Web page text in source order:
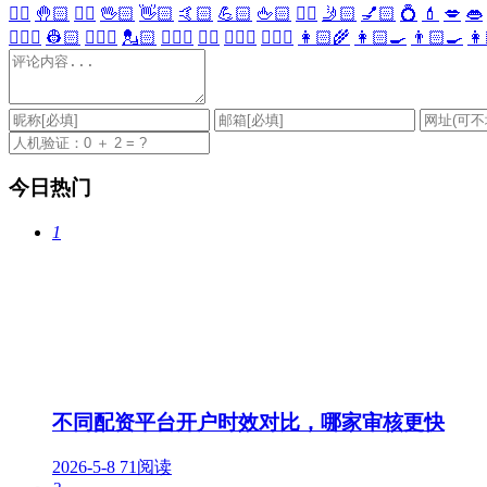
✋🏻 🤚🏻 🖐🏻 🖖🏻 👋🏻 🤙🏻 💪🏻 🖕🏻 ✍🏻 🤳🏻 💅🏻 💍 💄 💋 👄
👷🏻‍♀️ 👷🏻 💂🏻‍♀️ 💂🏻 🕵🏻‍♀️ 🕵🏻 👩🏻‍⚕️ 👨🏻‍⚕️ 👩🏻‍🌾 👩🏻‍🍳 👨🏻‍🍳
今日热门
1
不同配资平台开户时效对比，哪家审核更快
2026-5-8 71阅读